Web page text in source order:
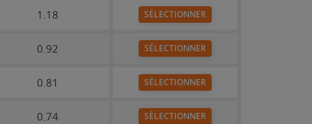
1.18 SÉLECTIONNER
0.92 SÉLECTIONNER
0.81 SÉLECTIONNER
0.74 SÉLECTIONNER